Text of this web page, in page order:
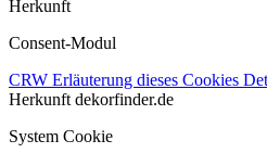
Herkunft
Consent-Modul
CRW Erläuterung dieses Cookies
Herkunft dekorfinder.de
System Cookie